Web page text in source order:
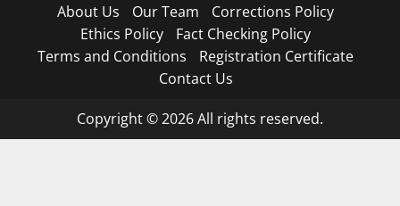
About Us Our Team
Corrections Policy
Ethics Policy
Fact Checking Policy
Terms and Conditions
Registration Certificate
Contact Us
Copyright © 2026 All rights reserved.